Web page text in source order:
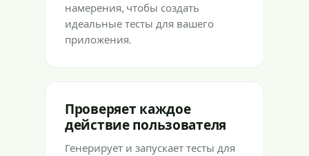
намерения, чтобы создать
идеальные тесты для вашего
приложения.
Проверяет каждое
действие пользователя
Генерирует и запускает тесты для